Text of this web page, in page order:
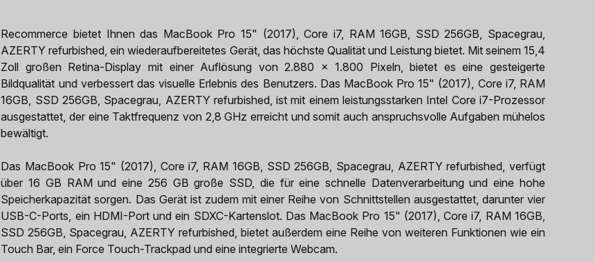
Recommerce bietet Ihnen das MacBook Pro 15" (2017), Core i7, RAM 16GB, SSD 256GB, Spacegrau,
AZERTY refurbished, ein wiederaufbereitetes Gerät, das höchste Qualität und Leistung bietet. Mit seinem 15,4
Zoll großen Retina-Display mit einer Auflösung von 2.880 x 1.800 Pixeln, bietet es eine gesteigerte
Bildqualität und verbessert das visuelle Erlebnis des Benutzers. Das MacBook Pro 15" (2017), Core i7, RAM
16GB, SSD 256GB, Spacegrau, AZERTY refurbished, ist mit einem leistungsstarken Intel Core i7-Prozessor
ausgestattet, der eine Taktfrequenz von 2,8 GHz erreicht und somit auch anspruchsvolle Aufgaben mühelos
bewältigt.
Das MacBook Pro 15" (2017), Core i7, RAM 16GB, SSD 256GB, Spacegrau, AZERTY refurbished, verfügt
über 16 GB RAM und eine 256 GB große SSD, die für eine schnelle Datenverarbeitung und eine hohe
Speicherkapazität sorgen. Das Gerät ist zudem mit einer Reihe von Schnittstellen ausgestattet, darunter vier
USB-C-Ports, ein HDMI-Port und ein SDXC-Kartenslot. Das MacBook Pro 15" (2017), Core i7, RAM 16GB,
SSD 256GB, Spacegrau, AZERTY refurbished, bietet außerdem eine Reihe von weiteren Funktionen wie ein
Touch Bar, ein Force Touch-Trackpad und eine integrierte Webcam.